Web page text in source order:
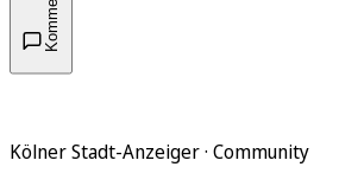
Kölner Stadt-Anzeiger · Community